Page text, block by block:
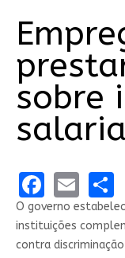
sobre
O governo
instituições
contra